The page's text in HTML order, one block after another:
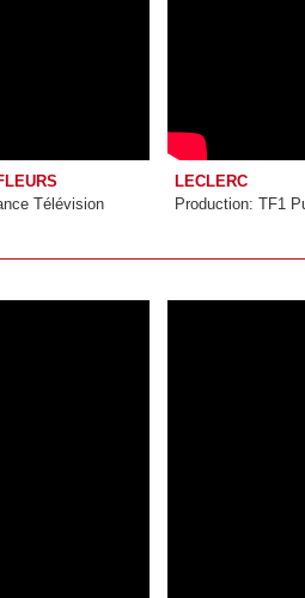
Télévision
LECLERC
Production: TF1